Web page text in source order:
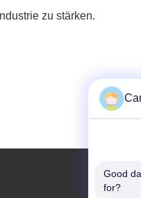
zu stärken.
Good
for?